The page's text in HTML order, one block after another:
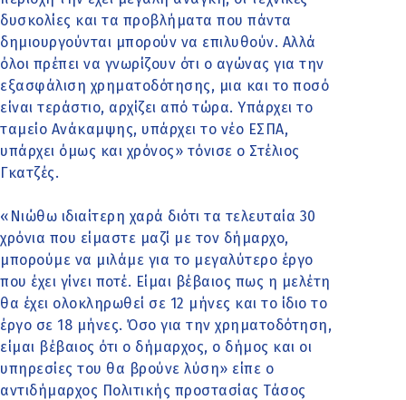
δυσκολίες και τα προβλήματα που πάντα
δημιουργούνται μπορούν να επιλυθούν. Αλλά
όλοι πρέπει να γνωρίζουν ότι ο αγώνας για την
εξασφάλιση χρηματοδότησης, μια και το ποσό
είναι τεράστιο, αρχίζει από τώρα. Υπάρχει το
ταμείο Ανάκαμψης, υπάρχει το νέο ΕΣΠΑ,
υπάρχει όμως και χρόνος» τόνισε ο Στέλιος
Γκατζές.
«Νιώθω ιδιαίτερη χαρά διότι τα τελευταία 30
χρόνια που είμαστε μαζί με τον δήμαρχο,
μπορούμε να μιλάμε για το μεγαλύτερο έργο
που έχει γίνει ποτέ. Είμαι βέβαιος πως η μελέτη
θα έχει ολοκληρωθεί σε 12 μήνες και το ίδιο το
έργο σε 18 μήνες. Όσο για την χρηματοδότηση,
είμαι βέβαιος ότι ο δήμαρχος, ο δήμος και οι
υπηρεσίες του θα βρούνε λύση» είπε ο
αντιδήμαρχος Πολιτικής προστασίας Τάσος